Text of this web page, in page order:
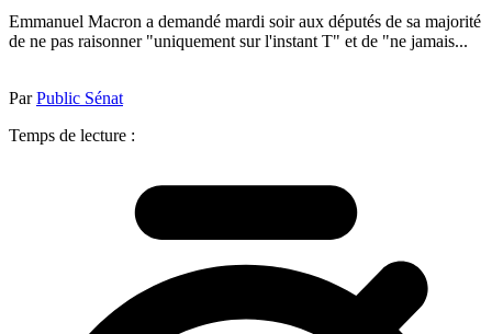
Emmanuel Macron a demandé mardi soir aux députés de sa majorité
de ne pas raisonner "uniquement sur l'instant T" et de "ne jamais...
ParPublic Sénat
Temps de lecture :